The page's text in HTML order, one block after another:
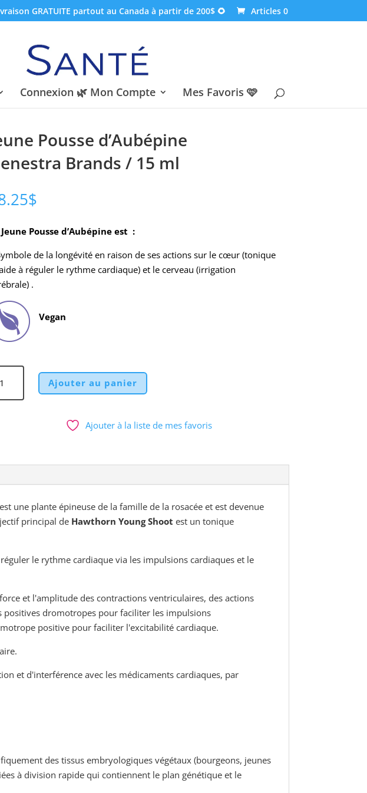
GRATUITE partout au Canada à partir de 200$ 🌻 Articles 0
Connexion 🌿 Mon Compte Mes Favoris 🩷
Pousse d’Aubépine
Brands / 15 ml
$
Jeune Pousse d’Aubépine est :
de la longévité en raison de ses actions sur le cœur (tonique
à réguler le rythme cardiaque) et le cerveau (irrigation
.
Vegan
Ajouter au panier
Ajouter à la liste de mes favoris
une plante épineuse de la famille de la rosacée et est devenue
principal de Hawthorn Young Shoot est un tonique
le rythme cardiaque via les impulsions cardiaques et le
et l'amplitude des contractions ventriculaires, des actions
positives dromotropes pour faciliter les impulsions
positive pour faciliter l'excitabilité cardiaque.
et d'interférence avec les médicaments cardiaques, par
des tissus embryologiques végétaux (bourgeons, jeunes
à division rapide qui contiennent le plan génétique et le